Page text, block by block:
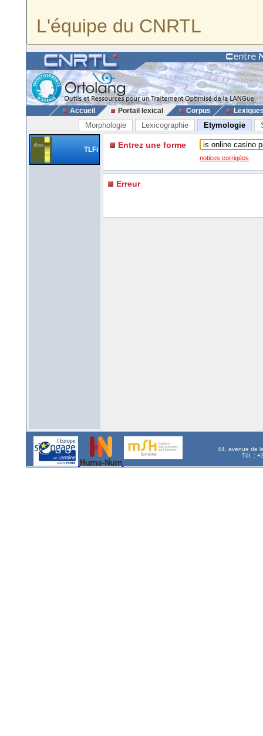
L'équipe du CNRTL
Accueil Portail lexical Corpus
Morphologie Lexicographie Etymologie
TLFi Entrez une forme
notices corrigées
Erreur
44, avenue de
Tél. :